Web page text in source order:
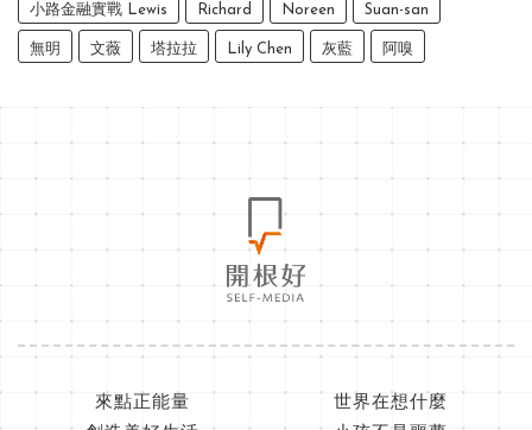
小路金融實戰 Lewis Richard Noreen Suan-san
無明 文薇 塔拉拉 Lily Chen 灰藍 阿嗅
來點正能量
世界在想什麼